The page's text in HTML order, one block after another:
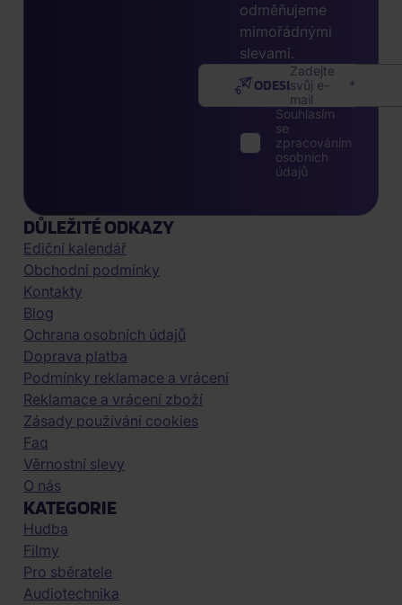
odměňujeme
mimořádnými
slevami.
Zadejte
svůj e-
mail
ODESLAT
Souhlasím
se
zpracováním
osobních
údajů
DŮLEŽITÉ ODKAZY
Ediční kalendář
Obchodní podmínky
Kontakty
Blog
Ochrana osobních údajů
Doprava platba
Podmínky reklamace a vrácení
Reklamace a vrácení zboží
Zásady používání cookies
Faq
Věrnostní slevy
O nás
KATEGORIE
Hudba
Filmy
Pro sběratele
Audiotechnika